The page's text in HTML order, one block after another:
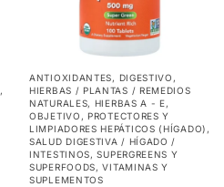
,
ANTIOXIDANTES, DIGESTIVO ,
HIERBAS / PLANTAS / REMEDIOS
NATURALES, HIERBAS A - E,
OBJETIVO ,PROTECTORES Y
LIMPIADORES HEPÁTICOS (HÍGADO) ,
SALUD DIGESTIVA / HÍGADO /
INTESTINOS,SUPERGREENS Y
SUPERFOODS,VITAMINAS Y
SUPLEMENTOS